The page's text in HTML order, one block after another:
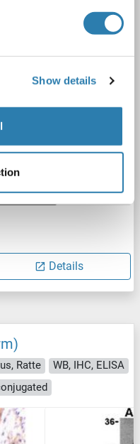
Show details
Details
Ratte
WB, IHC, ELISA